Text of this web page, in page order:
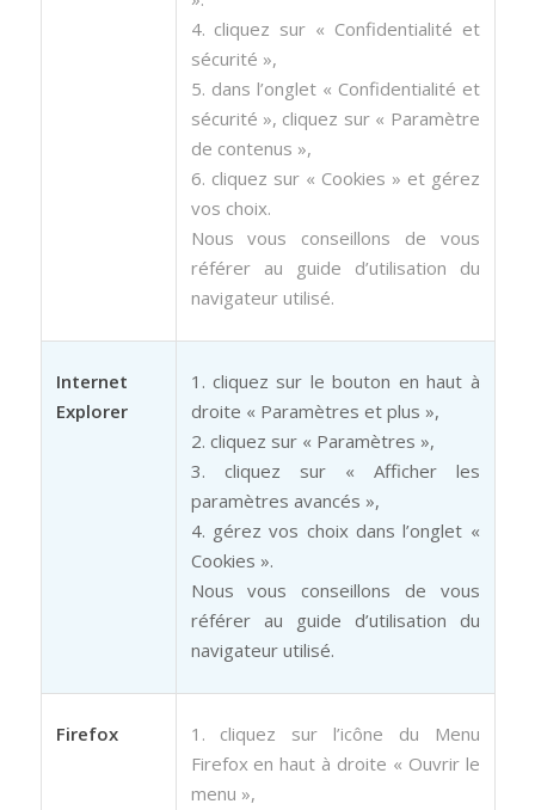
4. cliquez sur « Confidentialité et
sécurité »,
5. dans l’onglet « Confidentialité et
sécurité », cliquez sur « Paramètre
de contenus »,
6. cliquez sur « Cookies » et gérez
vos choix.
Nous vous conseillons de vous
référer au guide d’utilisation du
navigateur utilisé.
Internet
Explorer
1. cliquez sur le bouton en haut à
droite « Paramètres et plus »,
2. cliquez sur « Paramètres »,
3. cliquez sur « Afficher les
paramètres avancés »,
4. gérez vos choix dans l’onglet «
Cookies ».
Nous vous conseillons de vous
référer au guide d’utilisation du
navigateur utilisé.
Firefox
1. cliquez sur l’icône du Menu
Firefox en haut à droite « Ouvrir le
menu »,